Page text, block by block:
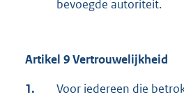
bevoegde autoriteit.
Artikel 9 Vertrouwelijkheid
1.
Voor iedereen die